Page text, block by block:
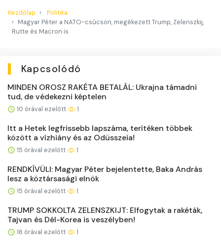
Kezdőlap
Politika
Magyar Péter a NATO-csúcson, megékezett Trump, Zelenszkij,
Rutte és Macron is
Kapcsolódó
MINDEN OROSZ RAKÉTA BETALÁL: Ukrajna támadni
tud, de védekezni képtelen
10 órával ezelőtt 1
Itt a Hetek legfrissebb lapszáma, terítéken többek
között a vízhiány és az Odüsszeia!
15 órával ezelőtt 1
RENDKÍVÜLI: Magyar Péter bejelentette, Baka András
lesz a köztársasági elnök
15 órával ezelőtt 1
TRUMP SOKKOLTA ZELENSZKIJT: Elfogytak a rakéták,
Tajvan és Dél-Korea is veszélyben!
16 órával ezelőtt 1